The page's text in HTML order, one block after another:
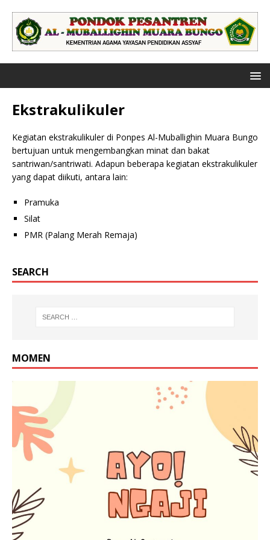
Ekstrakulikuler
Kegiatan ekstrakulikuler di Ponpes Al-Muballighin Muara Bungo
bertujuan untuk mengembangkan minat dan bakat
santriwan/santriwati. Adapun beberapa kegiatan ekstrakulikuler
yang dapat diikuti, antara lain:
Pramuka
Silat
PMR (Palang Merah Remaja)
SEARCH
MOMEN